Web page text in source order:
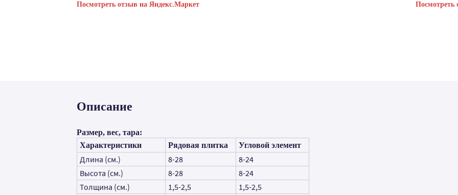
Посмотреть отзыв на Яндекс.Маркет Посмотреть
Описание
Размер, вес, тара:
Характеристики
Рядовая плитка Угловой элемент
Длина (см.) 8-28
8-24
Высота (см.)
8-28
8-24
Толщина (см.)
1,5-2,5
1,5-2,5